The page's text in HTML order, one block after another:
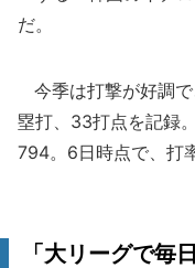
だ。
今季は打撃が好調
塁打、33打点を記録
794。6日時点で、打
「大リーグで毎